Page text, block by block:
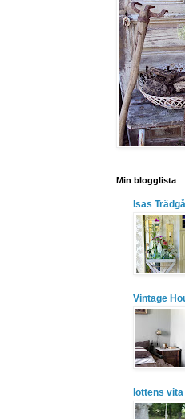
Min blogglista
Isas
Vintage
lottens vita